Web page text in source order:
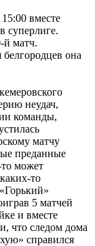
вместе
суперлиге.
й матч.
она
неудач,
команды,
матчу
преданные
может
то
5 матчей
и вместе
что следом дома
справился